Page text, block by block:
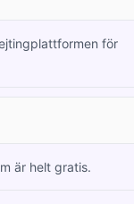
för
är helt gratis.